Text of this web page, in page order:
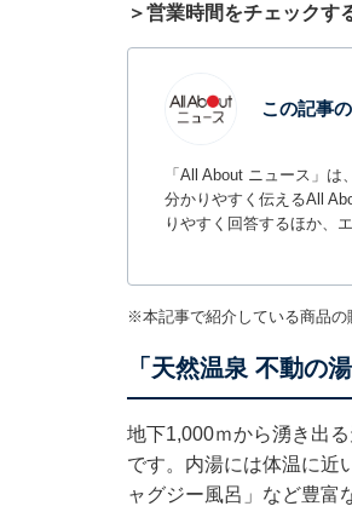
＞営業時間をチェックす
この記事
「All About ニュース」
分かりやすく伝えるAll
りやすく回答するほか、
※本記事で紹介している商品の
「天然温泉 不動の
地下1,000ｍから湧き出
です。内湯には体温に近
ャグジー風呂」など豊富